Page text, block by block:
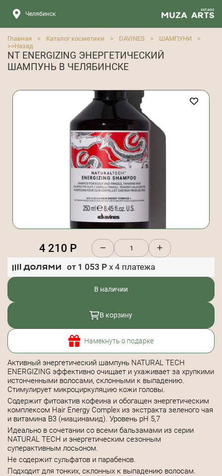
Челябинск
Главная > Каталог косметики > DAVINES > ШАМПУНИ
>
>>Назад
NT ENERGIZING ЭНЕРГЕТИЧЕСКИЙ
ШАМПУНЬ В ЧЕЛЯБИНСКЕ
4 210 Р
от 1 053 Р x 4 платежа
В наличии
В корзину
Намекнуть о подарке
Активный энергетический шампунь NATURAL TECH
ENERGIZING эффективно очищает и ухаживает за хрупкими
истонченными волосами, склонными к выпадению.
Стимулирует микроциркуляцию кожи головы.
Содержит фитоактив кофеина и обогащен энергетическим
комплексом Hair Energy Complex из экстракта зеленого чая
и витамина В3 (ниацинамид). Уровень pH 5,7
Идеально в сочетании со всеми бальзамами из серии
NATURAL TECH и энергетическим сезонным
суперактивным лосьоном.
Не содержит сульфатов и парабенов.
Подходит для тонких, склонных к выпадению волосам.